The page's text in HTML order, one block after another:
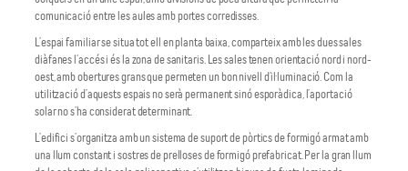
comunicació entre les aules amb portes corredisses.
L’espai familiar se situa tot ell en planta baixa, comparteix amb les dues sales
diàfanes l’accés i és la zona de sanitaris. Les sales tenen orientació nord i nord-
oest, amb obertures grans que permeten un bon nivell d’il·luminació. Com la
utilització d’aquests espais no serà permanent sinó esporàdica, l’aportació
solar no s’ha considerat determinant.
L’edifici s’organitza amb un sistema de suport de pòrtics de formigó armat amb
una llum constant i sostres de prelloses de formigó prefabricat. Per la gran llum